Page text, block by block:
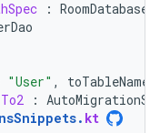
: RoomDatabase
"User" , toTableName
:
. kt